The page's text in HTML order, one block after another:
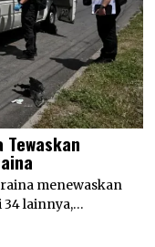
menewaskan
34 lainnya,…